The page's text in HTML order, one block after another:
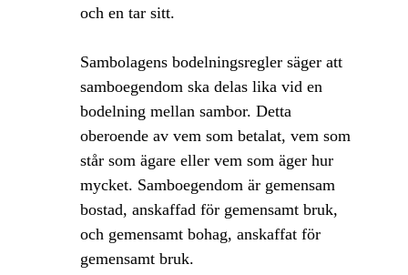
och en tar sitt.
Sambolagens bodelningsregler säger att
samboegendom ska delas lika vid en
bodelning mellan sambor. Detta
oberoende av vem som betalat, vem som
står som ägare eller vem som äger hur
mycket. Samboegendom är gemensam
bostad, anskaffad för gemensamt bruk,
och gemensamt bohag, anskaffat för
gemensamt bruk.